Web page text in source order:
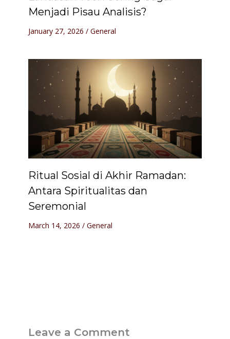
Menjadi Pisau Analisis?
January 27, 2026 / General
Ritual Sosial di Akhir Ramadan:
Antara Spiritualitas dan
Seremonial
March 14, 2026 / General
Leave a Comment